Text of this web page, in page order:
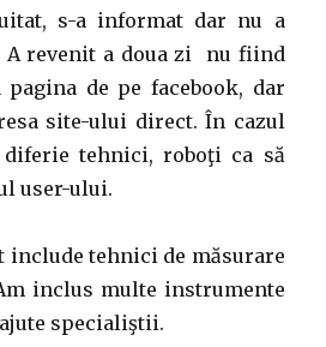
s-a informat dar nu a
revenit a doua zi nu fiind
de pe facebook, dar
site-ului direct. În cazul
tehnici, roboţi ca să
user-ului.
include tehnici de măsurare
inclus multe instrumente
specialiştii.